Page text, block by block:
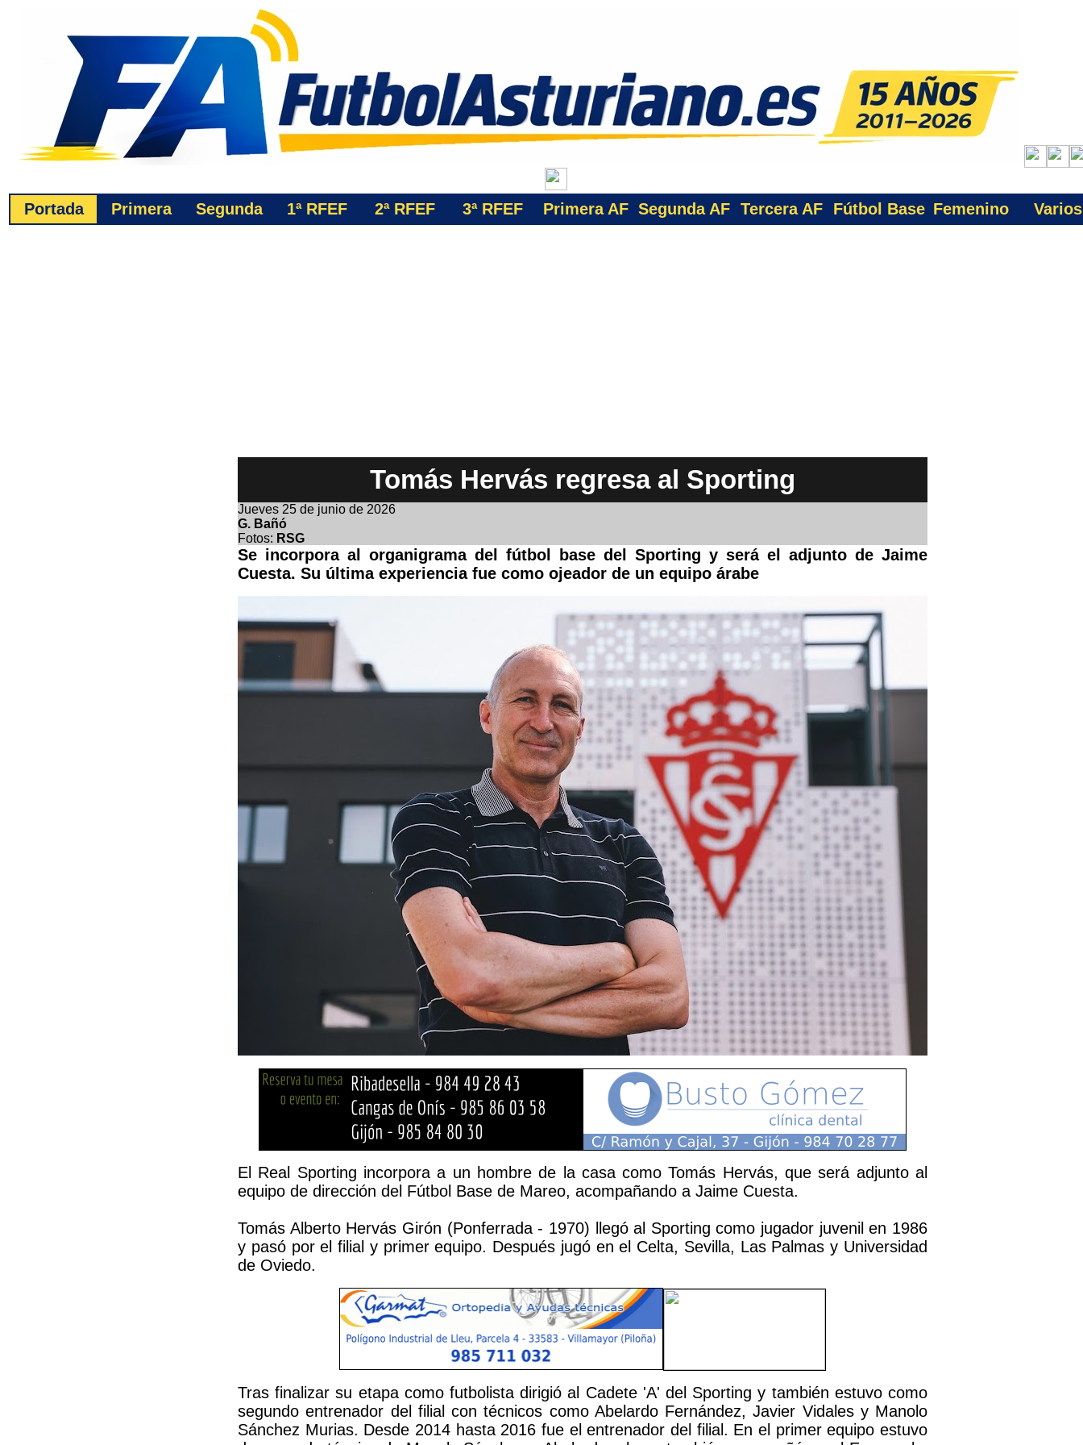
Portada Primera Segunda 1ªRFEF 2ª RFEF 3ªRFEF Primera AF Segunda AF Tercera AF Fútbol Base Femenino Varios
Tomás Hervás regresa al Sporting
Jueves 25 de junio de 2026
G. Bañó
Fotos: RSG
Se incorpora al organigrama del fútbol base del Sporting y será el adjunto de Jaime
Cuesta. Su última experiencia fue como ojeador de un equipo árabe
El Real Sporting incorpora a un hombre de la casa como Tomás Hervás, que será adjunto al
equipo de dirección del Fútbol Base de Mareo, acompañando a Jaime Cuesta.
Tomás Alberto Hervás Girón (Ponferrada - 1970) llegó al Sporting como jugador juvenil en 1986
y pasó por el filial y primer equipo. Después jugó en el Celta, Sevilla, Las Palmas y Universidad
de Oviedo.
Tras finalizar su etapa como futbolista dirigió al Cadete 'A' del Sporting y también estuvo como
segundo entrenador del filial con técnicos como Abelardo Fernández, Javier Vidales y Manolo
Sánchez Murias. Desde 2014 hasta 2016 fue el entrenador del filial. En el primer equipo estuvo